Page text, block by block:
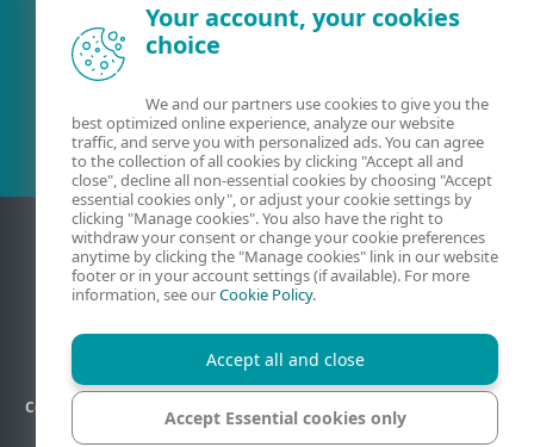
Código de ética Política de la Calidad
Información legal
Your account, your cookies
choice
We and our partners use cookies to give you the
best optimized online experience, analyze our website
traffic, and serve you with personalized ads. You can agree
to the collection of all cookies by clicking "Accept all and
close", decline all non-essential cookies by choosing "Accept
essential cookies only", or adjust your cookie settings by
clicking "Manage cookies". You also have the right to
withdraw your consent or change your cookie preferences
anytime by clicking the "Manage cookies" link in our website
footer or in your account settings (if available). For more
information, see ourCookie Policy.
Accept all and close
Accept Essential cookies only